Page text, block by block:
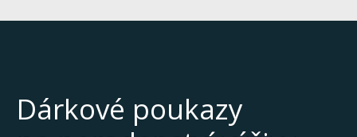
Dárkové poukazy